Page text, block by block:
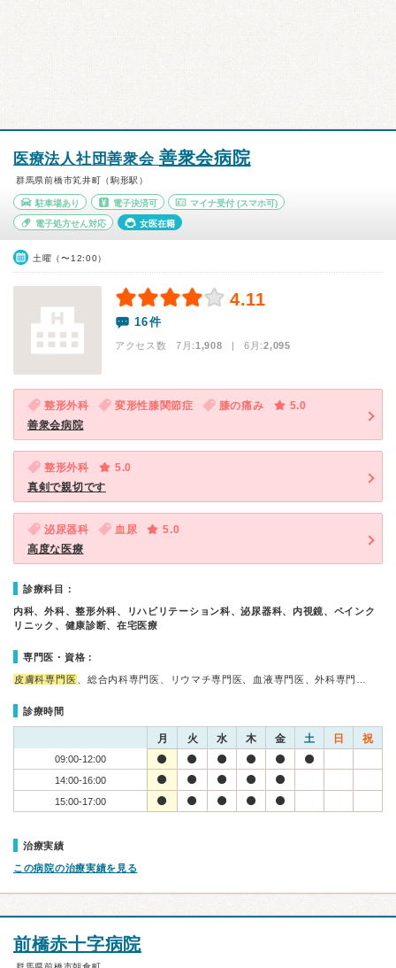
医療法人社団善衆会 善衆会病院
群馬県前橋市笂井町（駒形駅）
駐車場あり 電子決済可 マイナ受付 (スマホ可)
電子処方せん対応 女医在籍
土曜（〜12:00）
4.11
16件
アクセス数 7月:1,908 | 6月:2,095
整形外科 変形性膝関節症 膝の痛み
5.0
善衆会病院
整形外科
5.0
真剣で親切です
泌尿器科 血尿
5.0
高度な医療
診療科目：
内科、外科、整形外科、リハビリテーション科、泌尿器科、内視鏡、ペインク
リニック、健康診断、在宅医療
専門医・資格：
皮膚科専門医 、総合内科専門医、リウマチ専門医、血液専門医、外科専門…
診療時間
月 火 水 木 金 土 日 祝
09:00-12:00
14:00-16:00
15:00-17:00
治療実績
この病院の治療実績を見る
前橋赤十字病院